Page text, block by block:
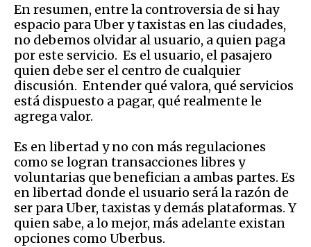
En resumen, entre la controversia de si hay
espacio para Uber y taxistas en las ciudades,
no debemos olvidar al usuario, a quien paga
por este servicio. Es el usuario, el pasajero
quien debe ser el centro de cualquier
discusión. Entender qué valora, qué servicios
está dispuesto a pagar, qué realmente le
agrega valor.
Es en libertad y no con más regulaciones
como se logran transacciones libres y
voluntarias que benefician a ambas partes. Es
en libertad donde el usuario será la razón de
ser para Uber, taxistas y demás plataformas. Y
quien sabe, a lo mejor, más adelante existan
opciones como Uberbus.